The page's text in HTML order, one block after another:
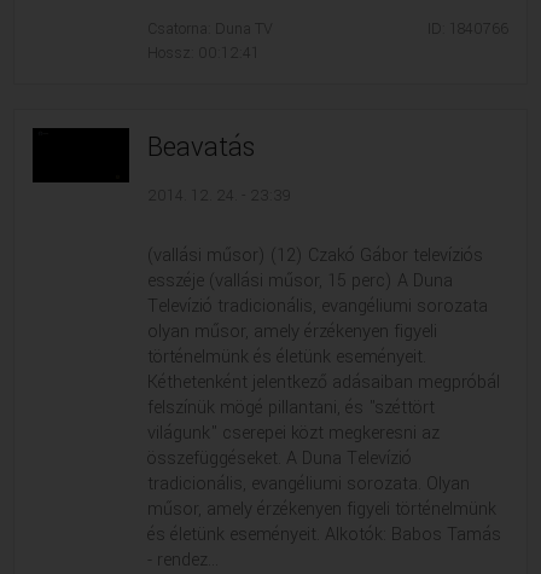
Csatorna: Duna TV
Hossz: 00:12:41
ID: 1840766
Beavatás
2014. 12. 24. - 23:39
(vallási műsor) (12) Czakó Gábor televíziós
esszéje (vallási műsor, 15 perc) A Duna
Televízió tradicionális, evangéliumi sorozata
olyan műsor, amely érzékenyen figyeli
történelmünk és életünk eseményeit.
Kéthetenként jelentkező adásaiban megpróbál
felszínük mögé pillantani, és "széttört
világunk" cserepei közt megkeresni az
összefüggéseket. A Duna Televízió
tradicionális, evangéliumi sorozata. Olyan
műsor, amely érzékenyen figyeli történelmünk
és életünk eseményeit. Alkotók: Babos Tamás
- rendez...